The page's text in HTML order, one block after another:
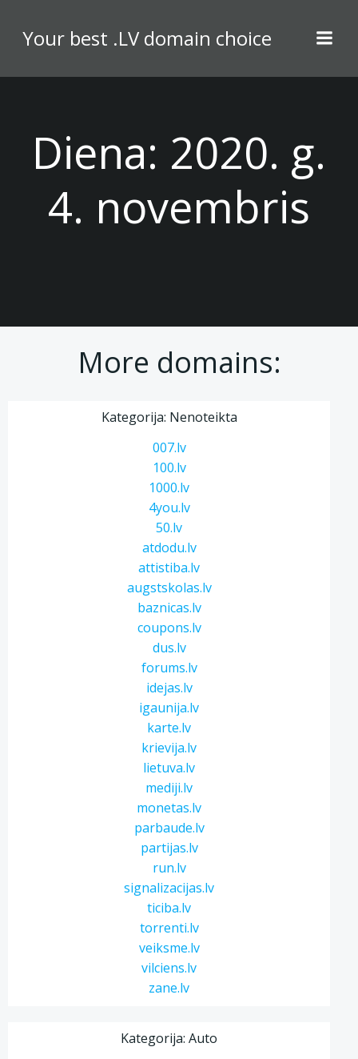
content
Your best .LV domain choice
Diena: 2020. g.
4. novembris
More domains:
Kategorija: Nenoteikta
007.lv
100.lv
1000.lv
4you.lv
50.lv
atdodu.lv
attistiba.lv
augstskolas.lv
baznicas.lv
coupons.lv
dus.lv
forums.lv
idejas.lv
igaunija.lv
karte.lv
krievija.lv
lietuva.lv
mediji.lv
monetas.lv
parbaude.lv
partijas.lv
run.lv
signalizacijas.lv
ticiba.lv
torrenti.lv
veiksme.lv
vilciens.lv
zane.lv
Kategorija: Auto